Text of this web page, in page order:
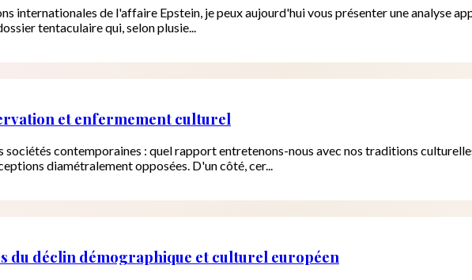
internationales de l'affaire Epstein, je peux aujourd'hui vous présenter une analyse
tentaculaire qui, selon plusie...
et enfermement culturel
sociétés contemporaines : quel rapport entretenons-nous avec nos traditions
diamétralement opposées. D'un côté, cer...
du déclin démographique et culturel européen